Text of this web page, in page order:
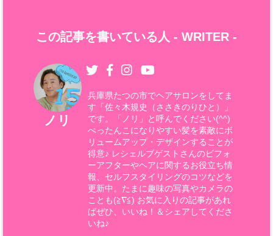
この記事を書いている人 - WRITER -
ノリ
兵庫県たつの市でヘアサロンをしてま
す「佐々木規史（ささきのりひと）」
です。「ノリ」と呼んでください(^^)
ぺったんこになりやすい髪を素敵にボ
リュームアップ・デザインすることが
得意♪ レシェルブゲストさんのビフォ
ーアフターやヘアに関するお役立ち情
報、セルフスタイリングのコツなどを
更新中。たまに趣味の写真やカメラの
ことも(≧∇≦) お気に入りの記事があれ
ばぜひ、いいね！＆シェアしてくださ
いね♪